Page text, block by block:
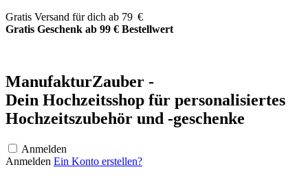
Zum
Inhalt
Gratis Versand für dich ab 79 €
Gratis Geschenk ab 99 € Bestellwert
ManufakturZauber -
Dein Hochzeitsshop für personalisiertes
Hochzeitszubehör und -geschenke
Anmelden
Anmelden Ein Konto erstellen?